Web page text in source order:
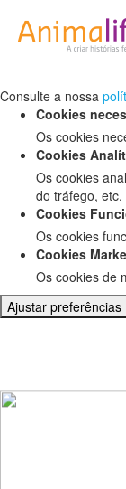
Defina as
Este website utiliza
Consulte a nossa
Cookies
Os cookies
Cookies
Os cookies
do tráfego, etc.
Cookies
Os cookies
Cookies
Os cookies de
Ajustar preferências